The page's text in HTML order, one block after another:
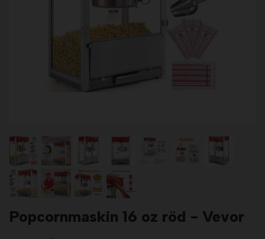
Popcornmaskin 16 oz röd - Vevor